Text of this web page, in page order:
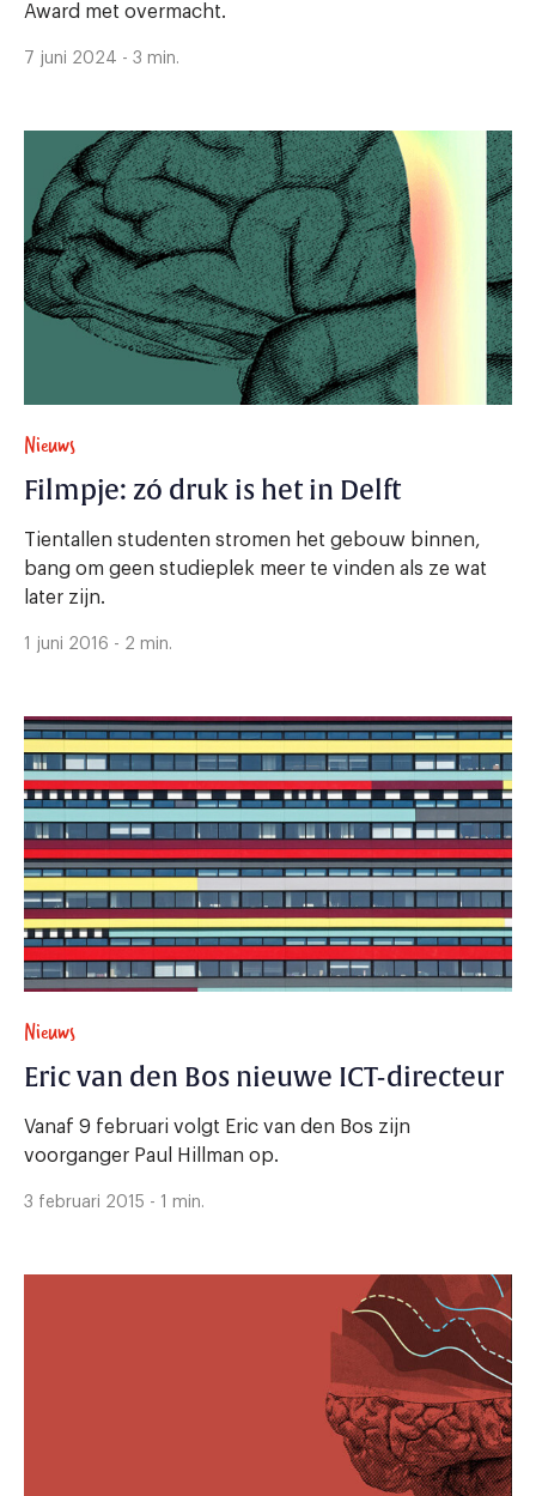
Award met overmacht.
7 juni 2024 - 3 min.
Nieuws
Filmpje: zó druk is het in Delft
Tientallen studenten stromen het gebouw binnen,
bang om geen studieplek meer te vinden als ze wat
later zijn.
1 juni 2016 - 2 min.
Nieuws
Eric van den Bos nieuwe ICT-directeur
Vanaf 9 februari volgt Eric van den Bos zijn
voorganger Paul Hillman op.
3 februari 2015 - 1 min.